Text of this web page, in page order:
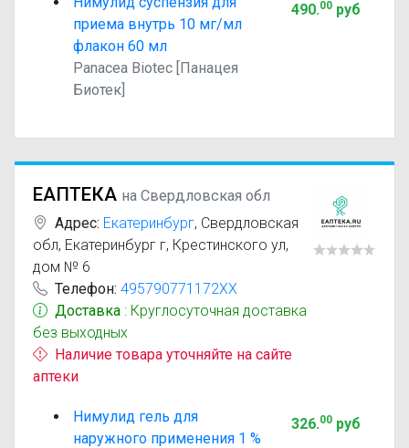
приема внутрь 10 мг/мл
флакон 60 мл
Panacea Biotec [Панацея
Биотек]
490.00руб
ЕАПТЕКА на Свердловская обл
Адрес: Екатеринбург, Свердловская
обл, Екатеринбург г, Крестинского ул,
дом № 6
Телефон: 495790771172XX
Доставка : Круглосуточная доставка
без выходных
Наличие товара уточняйте на сайте
аптеки
Нимулид гель для
наружного применения 1 %
326.00руб